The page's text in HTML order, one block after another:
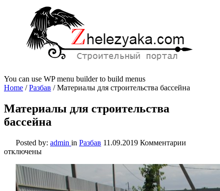
You can use WP menu builder to build menus
Home /Разбав /Материалы для строительства бассейна
Материалы для строительства
бассейна
Posted by: admin in Разбав 11.09.2019 Комментарии
для
бассейна
отключены